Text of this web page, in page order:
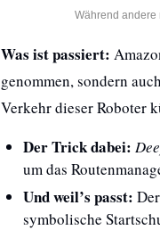
Während andere
Was ist passiert:
genommen, sondern
Verkehr dieser Roboter
Der Trick dabei:
um das
Und weil’s passt:
symbolische